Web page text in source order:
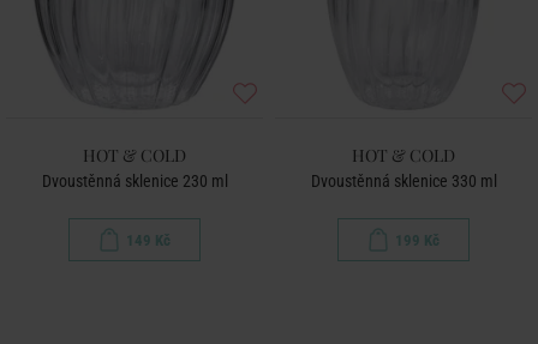
HOT & COLD
Dvoustěnná sklenice 230 ml
149 Kč
HOT & COLD
Dvoustěnná sklenice 330 ml
199 Kč